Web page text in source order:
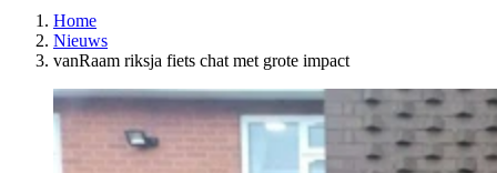
Home
Nieuws
vanRaam riksja fiets chat met grote impact